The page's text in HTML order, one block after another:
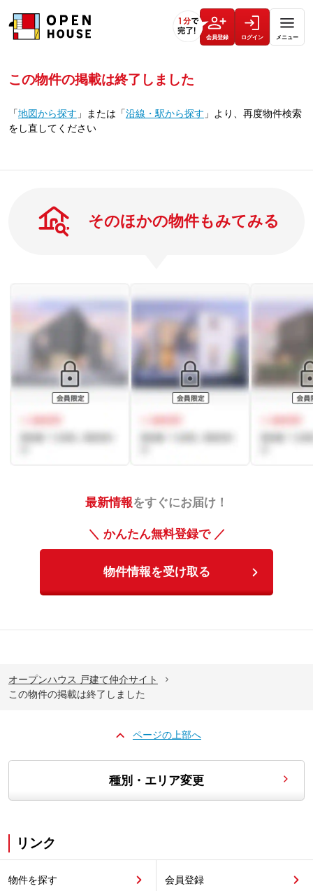
会員登録 ログイン メニュー
この物件の掲載は終了しました
「地図から探す 」 または 「沿線・駅から探す 」 より、再度物件検索
をし直してください
そのほかの物件もみてみる
最新情報をすぐにお届け！
＼ かんたん無料登録で ／
物件情報を受け取る
オープンハウス 戸建て仲介サイト
この物件の掲載は終了しました
ページの上部へ
種別・エリア変更
リンク
物件を探す 会員登録